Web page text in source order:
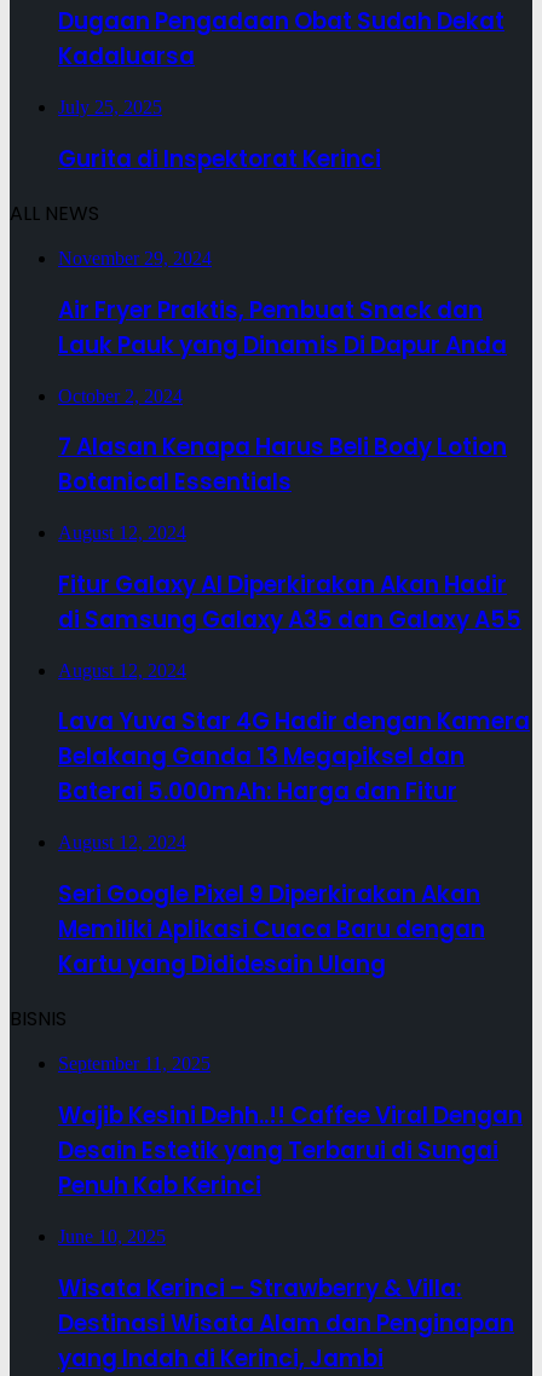
Dugaan Pengadaan Obat Sudah Dekat
Kadaluarsa
July 25, 2025
Gurita di Inspektorat Kerinci
ALL NEWS
November 29, 2024
Air Fryer Praktis, Pembuat Snack dan
Lauk Pauk yang Dinamis Di Dapur Anda
October 2, 2024
7 Alasan Kenapa Harus Beli Body Lotion
Botanical Essentials
August 12, 2024
Fitur Galaxy AI Diperkirakan Akan Hadir
di Samsung Galaxy A35 dan Galaxy A55
August 12, 2024
Lava Yuva Star 4G Hadir dengan Kamera
Belakang Ganda 13 Megapiksel dan
Baterai 5.000mAh: Harga dan Fitur
August 12, 2024
Seri Google Pixel 9 Diperkirakan Akan
Memiliki Aplikasi Cuaca Baru dengan
Kartu yang Dididesain Ulang
BISNIS
September 11, 2025
Wajib Kesini Dehh..!! Caffee Viral Dengan
Desain Estetik yang Terbarui di Sungai
Penuh Kab Kerinci
June 10, 2025
Wisata Kerinci – Strawberry & Villa:
Destinasi Wisata Alam dan Penginapan
yang Indah di Kerinci, Jambi